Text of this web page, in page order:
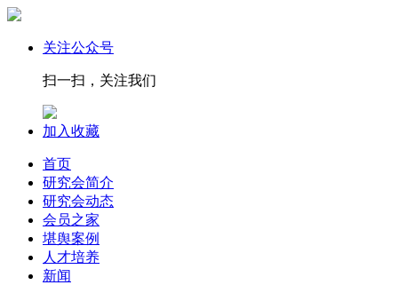
关注公众号
扫一扫，关注我们
加入收藏
首页
研究会简介
研究会动态
会员之家
堪舆案例
人才培养
新闻